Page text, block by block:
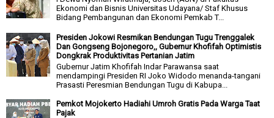
Ekonomi dan Bisnis Universitas Udayana/ Staf Khusus
Bidang Pembangunan dan Ekonomi Pemkab T...
Presiden Jokowi Resmikan Bendungan Tugu Trenggalek
Dan Gongseng Bojonegoro,, Gubernur Khofifah Optimistis
Dongkrak Produktivitas Pertanian Jatim
Gubernur Jatim Khofifah Indar Parawansa saat
mendampingi Presiden RI Joko Widodo menanda-tangani
Prasasti Peresmian Bendungan Tugu di Kabupa...
Pemkot Mojokerto Hadiahi Umroh Gratis Pada Warga Taat
Pajak